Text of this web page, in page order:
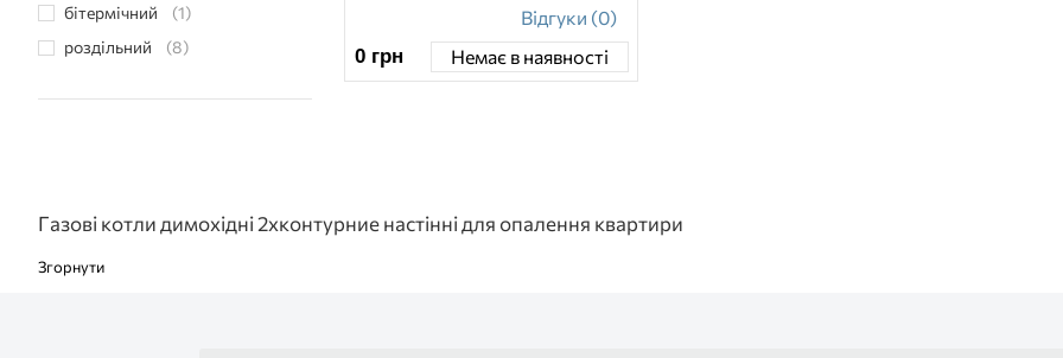
бітермічний
(1)
роздільний
(8)
Відгуки (0)
0 грн Немає в наявності
Газові котли димохідні 2хконтурние настінні для опалення квартири